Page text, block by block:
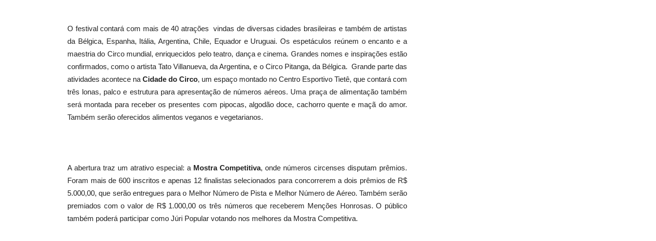
O festival contará com mais de 40 atrações vindas de diversas cidades brasileiras e também de artistas
da Bélgica, Espanha, Itália, Argentina, Chile, Equador e Uruguai. Os espetáculos reúnem o encanto e a
maestria do Circo mundial, enriquecidos pelo teatro, dança e cinema. Grandes nomes e inspirações estão
confirmados, como o artista Tato Villanueva, da Argentina, e o Circo Pitanga, da Bélgica. Grande parte das
atividades acontece na Cidade do Circo, um espaço montado no Centro Esportivo Tietê, que contará com
três lonas, palco e estrutura para apresentação de números aéreos. Uma praça de alimentação também
será montada para receber os presentes com pipocas, algodão doce, cachorro quente e maçã do amor.
Também serão oferecidos alimentos veganos e vegetarianos.
A abertura traz um atrativo especial: a Mostra Competitiva, onde números circenses disputam prêmios.
Foram mais de 600 inscritos e apenas 12 finalistas selecionados para concorrerem a dois prêmios de R$
5.000,00, que serão entregues para o Melhor Número de Pista e Melhor Número de Aéreo. Também serão
premiados com o valor de R$ 1.000,00 os três números que receberem Menções Honrosas. O público
também poderá participar como Júri Popular votando nos melhores da Mostra Competitiva.